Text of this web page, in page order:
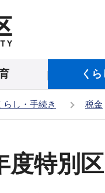
く
らし・手続き 税金
度特別